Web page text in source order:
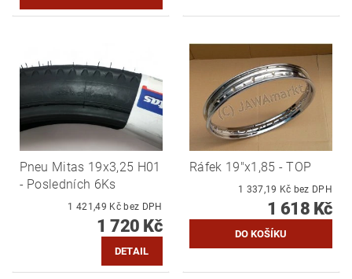
Pneu Mitas 19x3,25 H01
- Posledních 6Ks
1 421,49 Kč bez DPH
1 720 Kč
DETAIL
Ráfek 19"x1,85 - TOP
1 337,19 Kč bez DPH
1 618 Kč